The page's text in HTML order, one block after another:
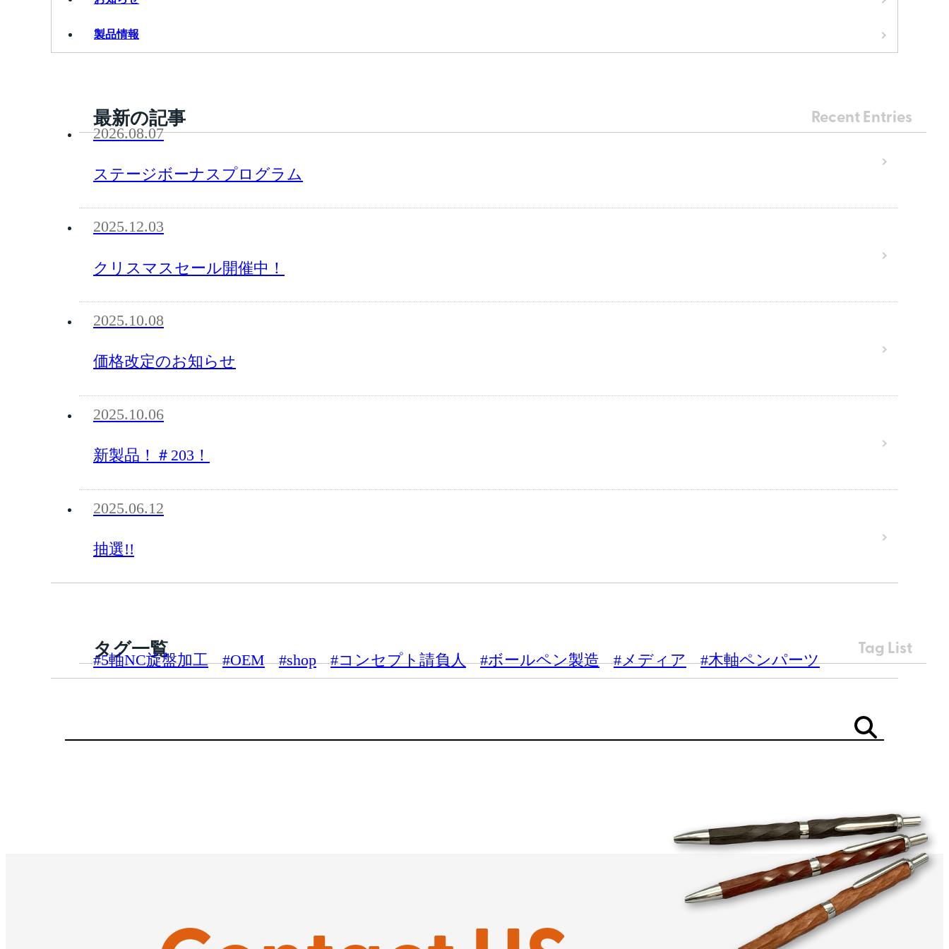
製品情報
最新の記事 Recent Entries
2026.08.07
ステージボーナスプログラム
2025.12.03
クリスマスセール開催中！
2025.10.08
価格改定のお知らせ
2025.10.06
新製品！＃203！
2025.06.12
抽選!!
タグ一覧 Tag List
#5軸NC旋盤加工 #OEM #shop #コンセプト請負人 #ボールペン製造 #メディア #木軸ペンパーツ